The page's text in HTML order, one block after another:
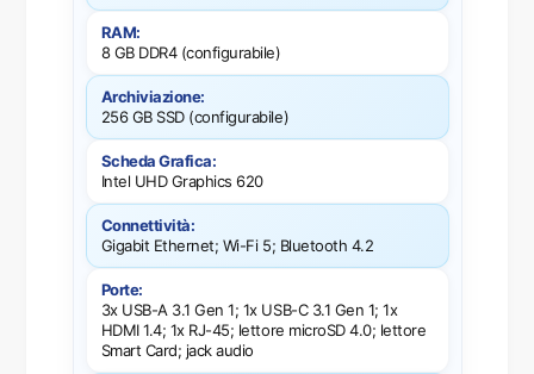
RAM:
8 GB DDR4 (configurabile)
Archiviazione:
256 GB SSD (configurabile)
Scheda Grafica:
Intel UHD Graphics 620
Connettività:
Gigabit Ethernet; Wi-Fi 5; Bluetooth 4.2
Porte:
3x USB-A 3.1 Gen 1; 1x USB-C 3.1 Gen 1; 1x
HDMI 1.4; 1x RJ-45; lettore microSD 4.0; lettore
Smart Card; jack audio